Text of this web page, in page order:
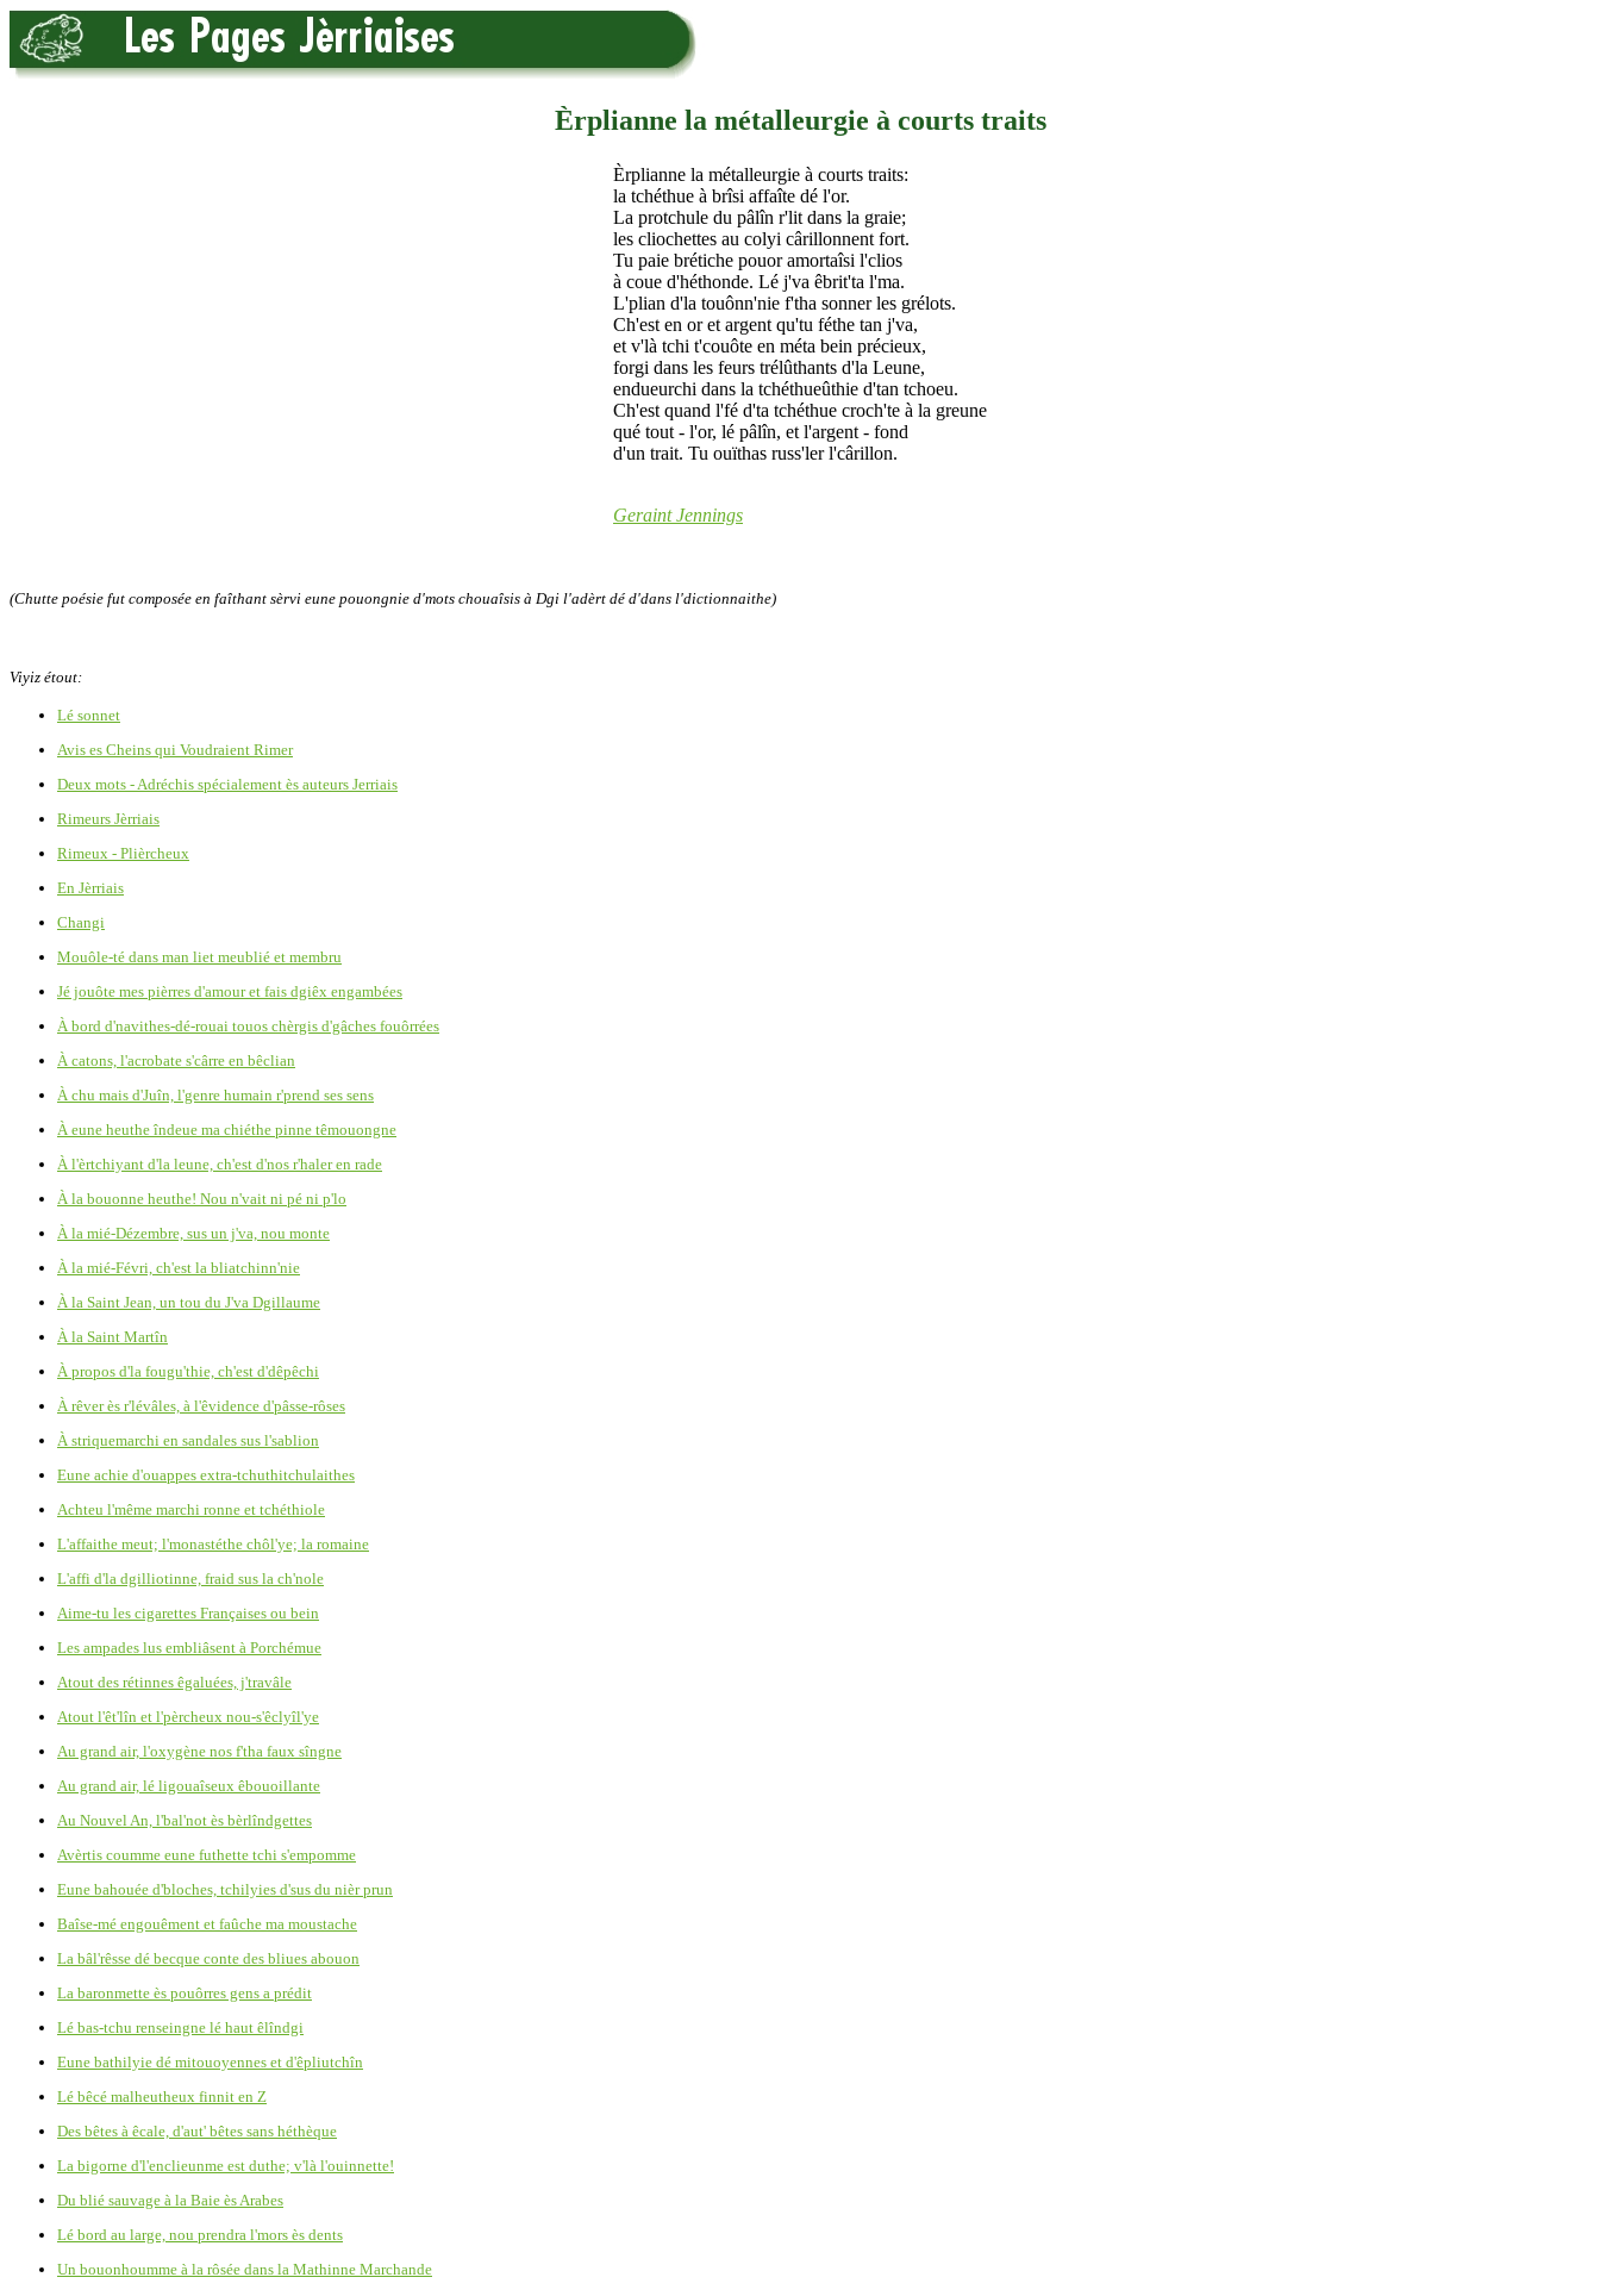
Èrplianne la métalleurgie à courts traits
Èrplianne la métalleurgie à courts traits:
la tchéthue à brîsi affaîte dé l'or.
La protchule du pâlîn r'lit dans la graie;
les cliochettes au colyi cârillonnent fort.
Tu paie brétiche pouor amortaîsi l'clios
à coue d'héthonde. Lé j'va êbrit'ta l'ma.
L'plian d'la touônn'nie f'tha sonner les grélots.
Ch'est en or et argent qu'tu féthe tan j'va,
et v'là tchi t'couôte en méta bein précieux,
forgi dans les feurs trélûthants d'la Leune,
endueurchi dans la tchéthueûthie d'tan tchoeu.
Ch'est quand l'fé d'ta tchéthue croch'te à la greune
qué tout - l'or, lé pâlîn, et l'argent - fond
d'un trait. Tu ouïthas russ'ler l'cârillon.
Geraint Jennings
(Chutte poésie fut composée en faîthant sèrvi eune pouongnie d'mots chouaîsis à Dgi l'adèrt dé d'dans l'dictionnaithe)
Viyiz étout:
Lé sonnet
Avis es Cheins qui Voudraient Rimer
Deux mots - Adréchis spécialement ès auteurs Jerriais
Rimeurs Jèrriais
Rimeux - Plièrcheux
En Jèrriais
Changi
Mouôle-té dans man liet meublié et membru
Jé jouôte mes pièrres d'amour et fais dgiêx engambées
À bord d'navithes-dé-rouai touos chèrgis d'gâches fouôrrées
À catons, l'acrobate s'cârre en bêclian
À chu mais d'Juîn, l'genre humain r'prend ses sens
À eune heuthe îndeue ma chiéthe pinne têmouongne
À l'èrtchiyant d'la leune, ch'est d'nos r'haler en rade
À la bouonne heuthe! Nou n'vait ni pé ni p'lo
À la mié-Dézembre, sus un j'va, nou monte
À la mié-Févri, ch'est la bliatchinn'nie
À la Saint Jean, un tou du J'va Dgillaume
À la Saint Martîn
À propos d'la fougu'thie, ch'est d'dêpêchi
À rêver ès r'lévâles, à l'êvidence d'pâsse-rôses
À striquemarchi en sandales sus l'sablion
Eune achie d'ouappes extra-tchuthitchulaithes
Achteu l'même marchi ronne et tchéthiole
L'affaithe meut; l'monastéthe chôl'ye; la romaine
L'affi d'la dgilliotinne, fraid sus la ch'nole
Aime-tu les cigarettes Françaises ou bein
Les ampades lus embliâsent à Porchémue
Atout des rétinnes êgaluées, j'travâle
Atout l'êt'lîn et l'pèrcheux nou-s'êclyîl'ye
Au grand air, l'oxygène nos f'tha faux sîngne
Au grand air, lé ligouaîseux êbouoillante
Au Nouvel An, l'bal'not ès bèrlîndgettes
Avèrtis coumme eune futhette tchi s'empomme
Eune bahouée d'bloches, tchilyies d'sus du nièr prun
Baîse-mé engouêment et faûche ma moustache
La bâl'rêsse dé becque conte des bliues abouon
La baronmette ès pouôrres gens a prédit
Lé bas-tchu renseingne lé haut êlîndgi
Eune bathilyie dé mitouoyennes et d'êpliutchîn
Lé bêcé malheutheux finnit en Z
Des bêtes à êcale, d'aut' bêtes sans héthèque
La bigorne d'l'enclieunme est duthe; v'là l'ouinnette!
Du blié sauvage à la Baie ès Arabes
Lé bord au large, nou prendra l'mors ès dents
Un bouonhoumme à la rôsée dans la Mathinne Marchande